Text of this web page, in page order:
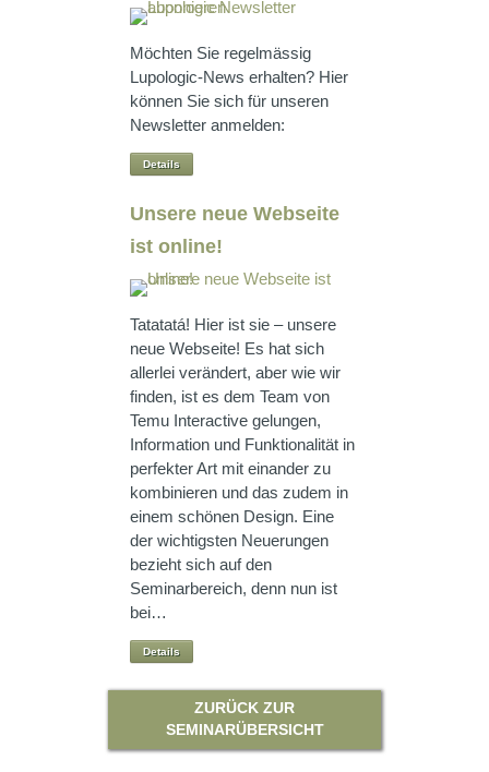
Möchten Sie regelmässig
Lupologic-News erhalten? Hier
können Sie sich für unseren
Newsletter anmelden:
Details
Unsere neue Webseite
ist online!
Tatatatá! Hier ist sie – unsere
neue Webseite! Es hat sich
allerlei verändert, aber wie wir
finden, ist es dem Team von
Temu Interactive gelungen,
Information und Funktionalität in
perfekter Art mit einander zu
kombinieren und das zudem in
einem schönen Design. Eine
der wichtigsten Neuerungen
bezieht sich auf den
Seminarbereich, denn nun ist
bei…
Details
ZURÜCK ZUR
SEMINARÜBERSICHT